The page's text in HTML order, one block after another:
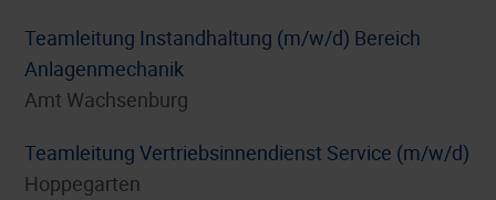
Teamleitung Instandhaltung (m/w/d) Bereich
Anlagenmechanik
Amt Wachsenburg
Teamleitung Vertriebsinnendienst Service (m/w/d)
Hoppegarten